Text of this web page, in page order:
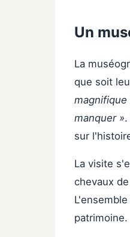
Un
La
que soit
manquer »
sur
La visite
chevaux
patrimoine.